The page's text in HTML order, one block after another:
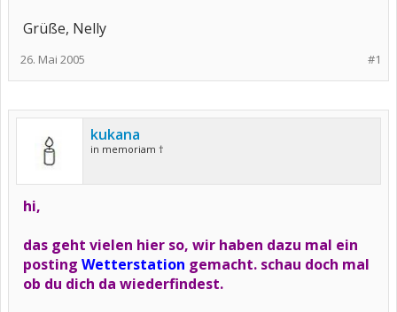
Grüße, Nelly
#1
26. Mai 2005
kukana
in memoriam †
hi,
das geht vielen hier so, wir haben dazu mal ein
posting Wetterstation gemacht. schau doch mal
ob du dich da wiederfindest.